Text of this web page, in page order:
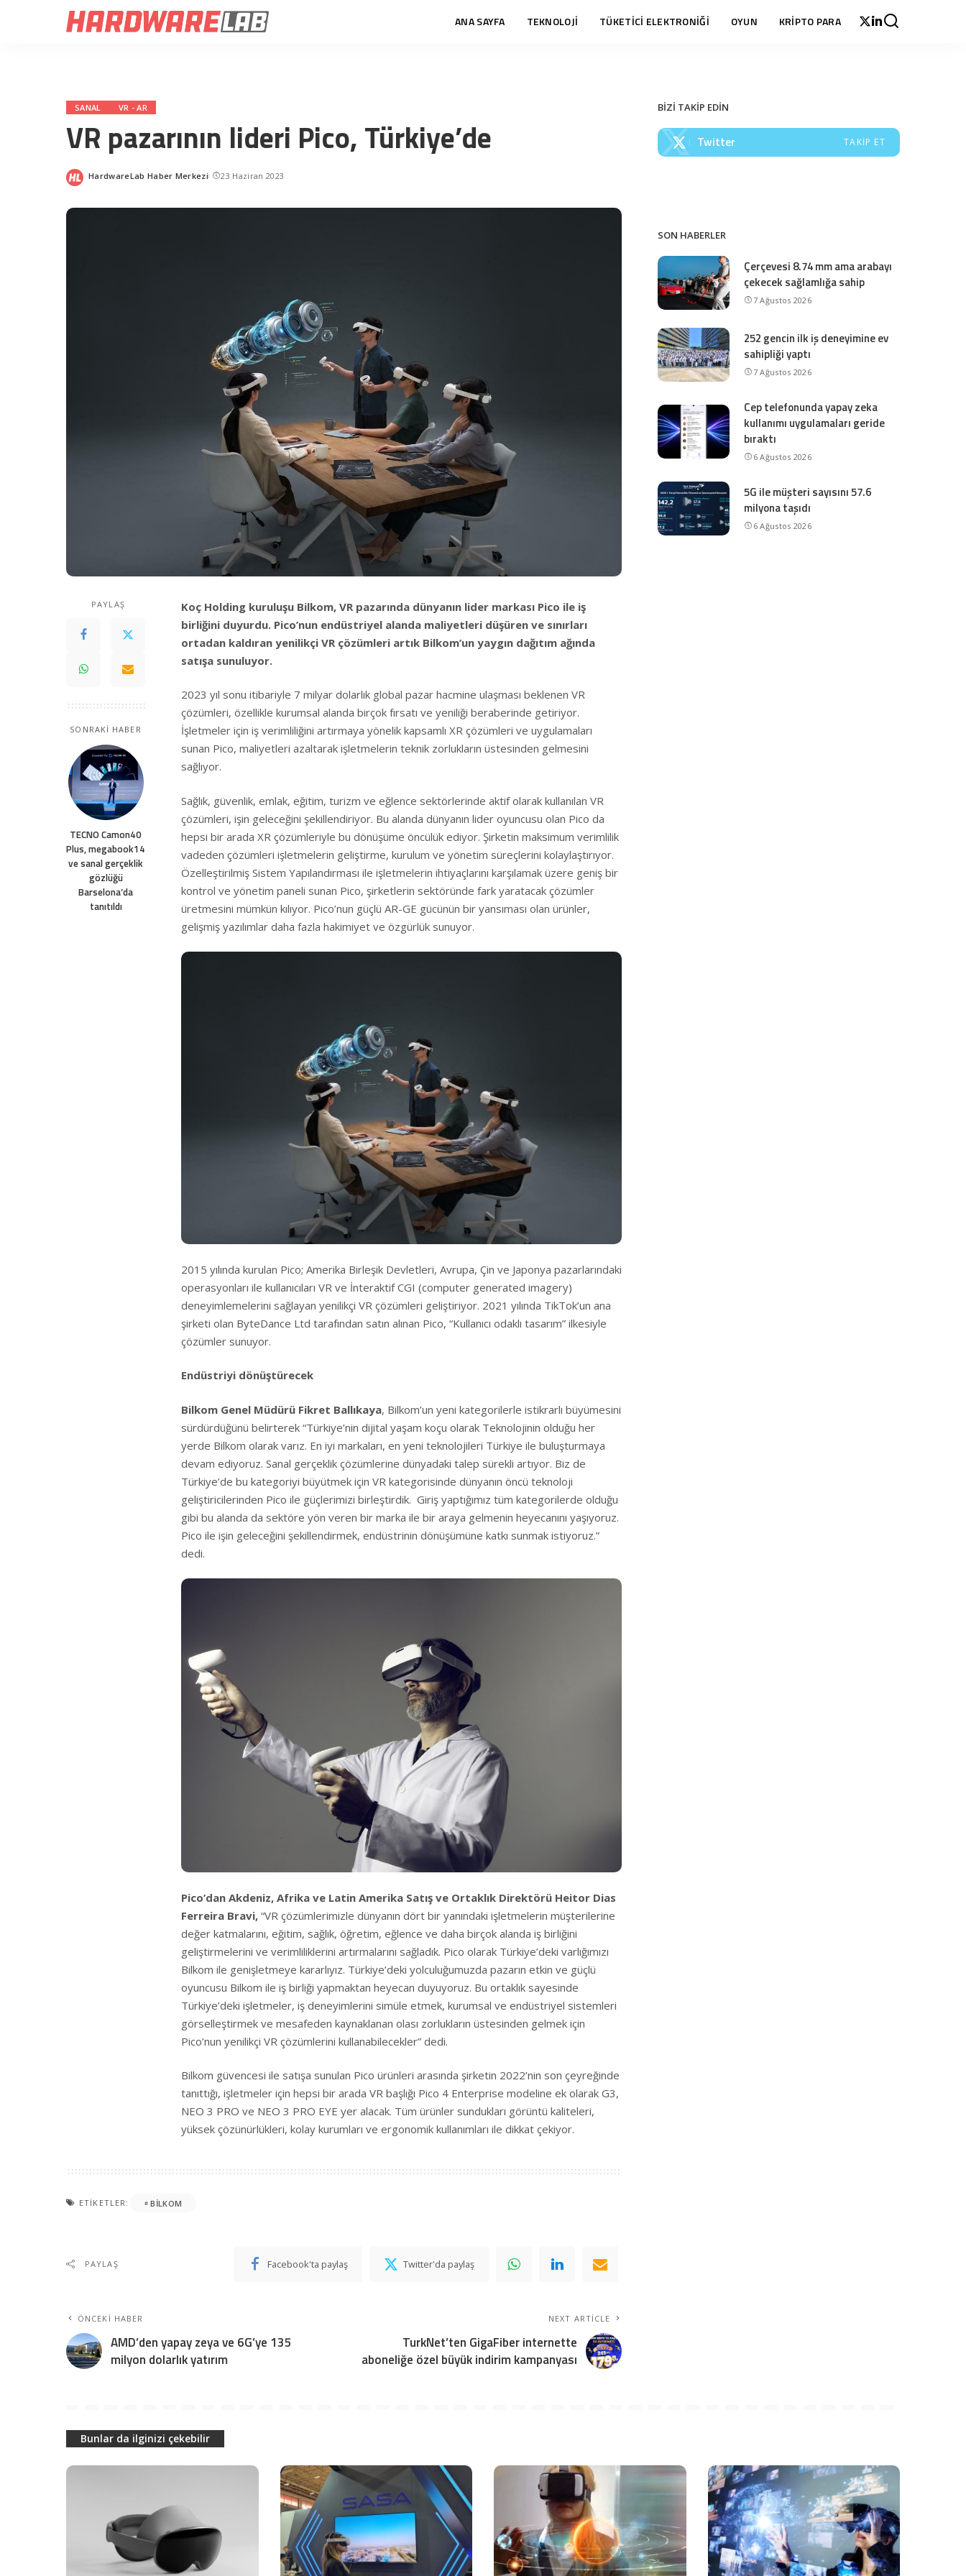
ANA SAYFA TEKNOLOJİ TÜKETİCİ ELEKTRONİĞİ OYUN KRİPTO PARA
SANAL VR - AR
VR pazarının lideri Pico, Türkiye’de
Posted
HardwareLab Haber Merkezi 23 Haziran 2023
PAYLAŞ
SONRAKİ HABER
TECNO Camon40
Plus, megabook14
ve sanal gerçeklik
gözlüğü
Barselona’da
tanıtıldı
Koç Holding kuruluşu Bilkom, VR pazarında dünyanın lider markası Pico ile iş
birliğini duyurdu. Pico’nun endüstriyel alanda maliyetleri düşüren ve sınırları
ortadan kaldıran yenilikçi VR çözümleri artık Bilkom’un yaygın dağıtım ağında
satışa sunuluyor.
2023 yıl sonu itibariyle 7 milyar dolarlık global pazar hacmine ulaşması beklenen VR
çözümleri, özellikle kurumsal alanda birçok fırsatı ve yeniliği beraberinde getiriyor.
İşletmeler için iş verimliliğini artırmaya yönelik kapsamlı XR çözümleri ve uygulamaları
sunan Pico, maliyetleri azaltarak işletmelerin teknik zorlukların üstesinden gelmesini
sağlıyor.
Sağlık, güvenlik, emlak, eğitim, turizm ve eğlence sektörlerinde aktif olarak kullanılan VR
çözümleri, işin geleceğini şekillendiriyor. Bu alanda dünyanın lider oyuncusu olan Pico da
hepsi bir arada XR çözümleriyle bu dönüşüme öncülük ediyor. Şirketin maksimum verimlilik
vadeden çözümleri işletmelerin geliştirme, kurulum ve yönetim süreçlerini kolaylaştırıyor.
Özelleştirilmiş Sistem Yapılandırması ile işletmelerin ihtiyaçlarını karşılamak üzere geniş bir
kontrol ve yönetim paneli sunan Pico, şirketlerin sektöründe fark yaratacak çözümler
üretmesini mümkün kılıyor. Pico’nun güçlü AR-GE gücünün bir yansıması olan ürünler,
gelişmiş yazılımlar daha fazla hakimiyet ve özgürlük sunuyor.
2015 yılında kurulan Pico; Amerika Birleşik Devletleri, Avrupa, Çin ve Japonya pazarlarındaki
operasyonları ile kullanıcıları VR ve İnteraktif CGI (computer generated imagery)
deneyimlemelerini sağlayan yenilikçi VR çözümleri geliştiriyor. 2021 yılında TikTok’un ana
şirketi olan ByteDance Ltd tarafından satın alınan Pico, “Kullanıcı odaklı tasarım” ilkesiyle
çözümler sunuyor.
Endüstriyi dönüştürecek
Bilkom Genel Müdürü Fikret Ballıkaya, Bilkom’un yeni kategorilerle istikrarlı büyümesini
sürdürdüğünü belirterek “Türkiye’nin dijital yaşam koçu olarak Teknolojinin olduğu her
yerde Bilkom olarak varız. En iyi markaları, en yeni teknolojileri Türkiye ile buluşturmaya
devam ediyoruz. Sanal gerçeklik çözümlerine dünyadaki talep sürekli artıyor. Biz de
Türkiye’de bu kategoriyi büyütmek için VR kategorisinde dünyanın öncü teknoloji
geliştiricilerinden Pico ile güçlerimizi birleştirdik. Giriş yaptığımız tüm kategorilerde olduğu
gibi bu alanda da sektöre yön veren bir marka ile bir araya gelmenin heyecanını yaşıyoruz.
Pico ile işin geleceğini şekillendirmek, endüstrinin dönüşümüne katkı sunmak istiyoruz.”
dedi.
Pico’dan Akdeniz, Afrika ve Latin Amerika Satış ve Ortaklık Direktörü Heitor Dias
Ferreira Bravi, “VR çözümlerimizle dünyanın dört bir yanındaki işletmelerin müşterilerine
değer katmalarını, eğitim, sağlık, öğretim, eğlence ve daha birçok alanda iş birliğini
geliştirmelerini ve verimliliklerini artırmalarını sağladık. Pico olarak Türkiye’deki varlığımızı
Bilkom ile genişletmeye kararlıyız. Türkiye’deki yolculuğumuzda pazarın etkin ve güçlü
oyuncusu Bilkom ile iş birliği yapmaktan heyecan duyuyoruz. Bu ortaklık sayesinde
Türkiye’deki işletmeler, iş deneyimlerini simüle etmek, kurumsal ve endüstriyel sistemleri
görselleştirmek ve mesafeden kaynaklanan olası zorlukların üstesinden gelmek için
Pico’nun yenilikçi VR çözümlerini kullanabilecekler” dedi.
Bilkom güvencesi ile satışa sunulan Pico ürünleri arasında şirketin 2022’nin son çeyreğinde
tanıttığı, işletmeler için hepsi bir arada VR başlığı Pico 4 Enterprise modeline ek olarak G3,
NEO 3 PRO ve NEO 3 PRO EYE yer alacak. Tüm ürünler sundukları görüntü kaliteleri,
yüksek çözünürlükleri, kolay kurumları ve ergonomik kullanımları ile dikkat çekiyor.
ETIKETLER: BILKOM
PAYLAŞ Facebook'ta paylaş Twitter'da paylaş
ÖNCEKI HABER
AMD’den yapay zeya ve 6G’ye 135
milyon dolarlık yatırım
NEXT ARTICLE
TurkNet’ten GigaFiber internette
aboneliğe özel büyük indirim kampanyası
BİZİ TAKİP EDİN
Twitter TAKIP ET
SON HABERLER
Çerçevesi 8.74 mm ama arabayı
çekecek sağlamlığa sahip
7 Ağustos 2026
252 gencin ilk iş deneyimine ev
sahipliği yaptı
7 Ağustos 2026
Cep telefonunda yapay zeka
kullanımı uygulamaları geride
bıraktı
6 Ağustos 2026
5G ile müşteri sayısını 57.6
milyona taşıdı
6 Ağustos 2026
Bunlar da ilginizi çekebilir